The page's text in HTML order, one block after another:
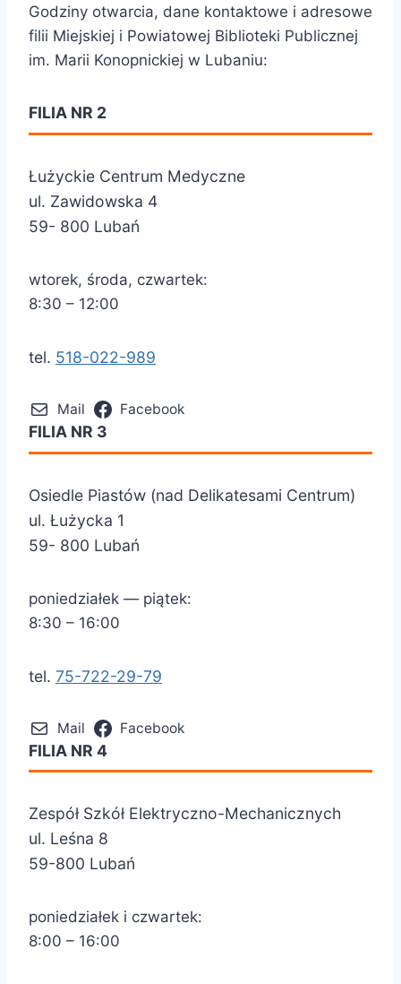
Godziny otwarcia, dane kontaktowe i adresowe
filii Miejskiej i Powiatowej Biblioteki Publicznej
im. Marii Konopnickiej w Lubaniu:
FILIA NR 2
Łużyckie Centrum Medyczne
ul. Zawidowska 4
59- 800 Lubań
wtorek, środa, czwartek:
8:30 – 12:00
tel. 518-022-989
Mail Facebook
FILIA NR 3
Osiedle Piastów (nad Delikatesami Centrum)
ul. Łużycka 1
59- 800 Lubań
poniedziałek — piątek:
8:30 – 16:00
tel. 75-722-29-79
Mail Facebook
FILIA NR 4
Zespół Szkół Elektryczno-Mechanicznych
ul. Leśna 8
59-800 Lubań
poniedziałek i czwartek:
8:00 – 16:00